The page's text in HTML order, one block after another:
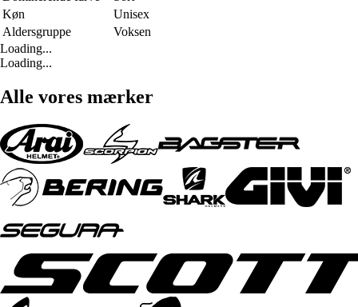
Køn
Unisex
Aldersgruppe
Voksen
Loading...
Loading...
Alle vores mærker